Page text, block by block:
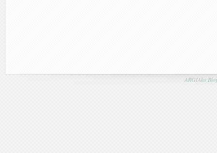
ARGIAko